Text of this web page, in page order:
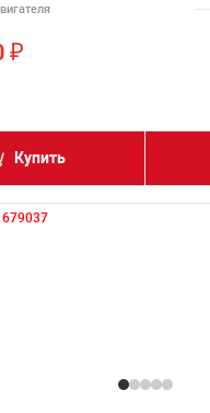
₽
Купить
679037